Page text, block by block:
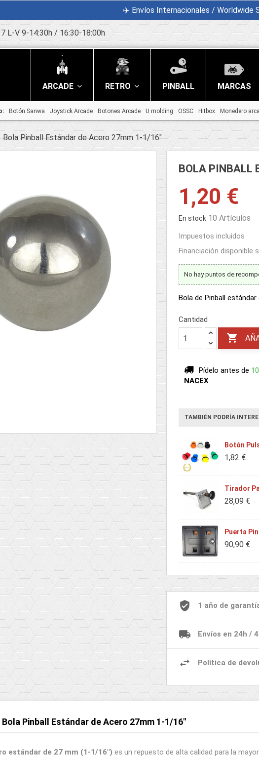
✈️ Envíos Internacionales / Worldwide
L-V 9-14:30h / 16:30-18:00h
ARCADE RETRO PINBALL MARCAS
Botón Sanwa Joystick Arcade Botones Arcade U molding OSSC Hitbox Monedero
Bola Pinball Estándar de Acero 27mm 1-1/16"
BOLA PINBALL
1,20 €
En stock 10 Artículos
Impuestos incluidos
Financiación disponible
No hay puntos de
Bola de Pinball
Cantidad

Pídelo antes de
NACEX
TAMBIÉN PODRÍA
Botón
1,82 €
Tirador
28,09 €
Puerta
90,90 €
1 año de
Envíos en 24h /
Política de
Pinball Estándar de Acero 27mm 1-1/16"
estándar de 27 mm (1-1/16") es un repuesto de alta calidad para la